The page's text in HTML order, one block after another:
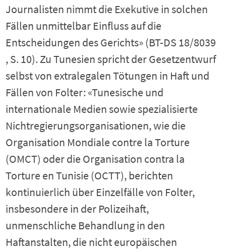
Journalisten nimmt die Exekutive in solchen
Fällen unmittelbar Einfluss auf die
Entscheidungen des Gerichts» (BT-DS 18/8039
, S. 10). Zu Tunesien spricht der Gesetzentwurf
selbst von extralegalen Tötungen in Haft und
Fällen von Folter: «Tunesische und
internationale Medien sowie spezialisierte
Nichtregierungsorganisationen, wie die
Organisation Mondiale contre la Torture
(OMCT) oder die Organisation contra la
Torture en Tunisie (OCTT), berichten
kontinuierlich über Einzelfälle von Folter,
insbesondere in der Polizeihaft,
unmenschliche Behandlung in den
Haftanstalten, die nicht europäischen